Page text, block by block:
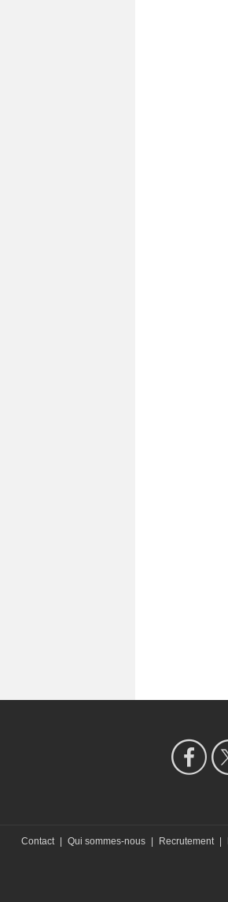
Contact Qui sommes-nous Recrutement